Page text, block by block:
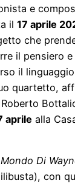
e
il 17 aprile
che
il pensiero
il
quartetto,
aprile alla
Di
con